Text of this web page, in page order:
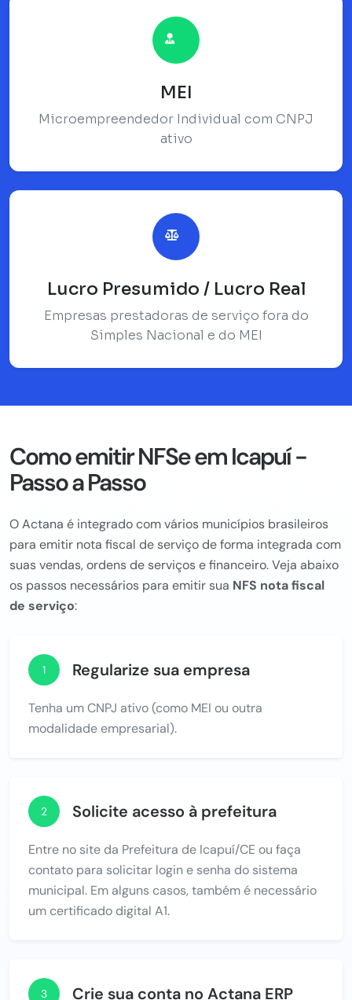
MEI
Microempreendedor Individual com CNPJ
ativo
Lucro Presumido / Lucro Real
Empresas prestadoras de serviço fora do
Simples Nacional e do MEI
Como emitir NFSe em Icapuí -
Passo a Passo
O Actana é integrado com vários municípios brasileiros
para emitir nota fiscal de serviço de forma integrada com
suas vendas, ordens de serviços e financeiro. Veja abaixo
os passos necessários para emitir sua NFS nota fiscal
de serviço:
1 Regularize sua empresa
Tenha um CNPJ ativo (como MEI ou outra
modalidade empresarial).
2 Solicite acesso à prefeitura
Entre no site da Prefeitura de Icapuí/CE ou faça
contato para solicitar login e senha do sistema
municipal. Em alguns casos, também é necessário
um certificado digital A1.
3 Crie sua conta no Actana ERP